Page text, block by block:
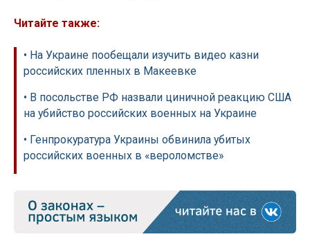
Читайте также:
• На Украине пообещали изучить видео казни
российских пленных в Макеевке
• В посольстве РФ назвали циничной реакцию США
на убийство российских военных на Украине
• Генпрокуратура Украины обвинила убитых
российских военных в «вероломстве»